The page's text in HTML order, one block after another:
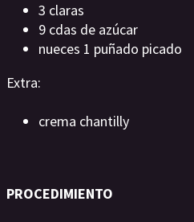
3 claras
9 cdas de azúcar
nueces 1 puñado picado
Extra:
crema chantilly
PROCEDIMIENTO